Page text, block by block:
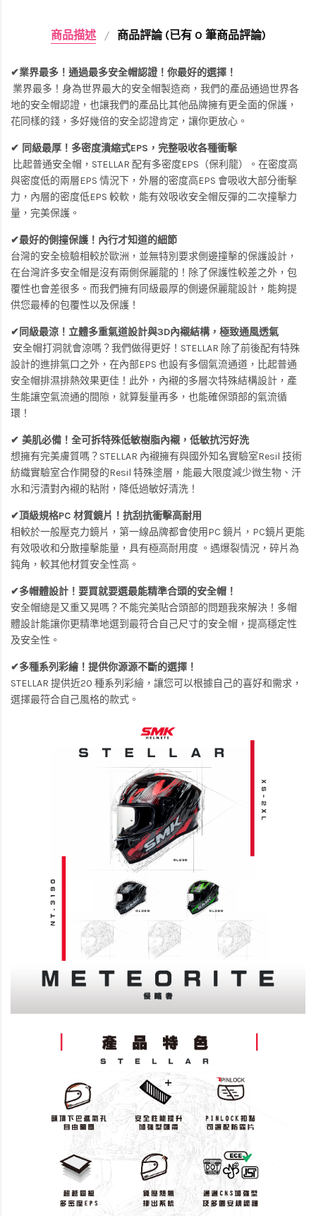
商品描述 商品評論 (已有 0 筆商品評論)
✔業界最多！通過最多安全帽認證！你最好的選擇！
業界最多！身為世界最大的安全帽製造商，我們的產品通過世界各
地的安全帽認證，也讓我們的產品比其他品牌擁有更全面的保護，
花同樣的錢，多好幾倍的安全認證肯定，讓你更放心。
✔ 同級最厚！多密度潰縮式EPS，完整吸收各種衝擊
比起普通安全帽，STELLAR 配有多密度EPS（保利龍）。在密度高
與密度低的兩層EPS 情況下，外層的密度高EPS 會吸收大部分衝擊
力，內層的密度低EPS 較軟，能有效吸收安全帽反彈的二次撞擊力
量，完美保護。
✔最好的側撞保護！內行才知道的細節
台灣的安全檢驗相較於歐洲，並無特別要求側邊撞擊的保護設計，
在台灣許多安全帽是沒有兩側保麗龍的！除了保護性較差之外，包
覆性也會差很多。而我們擁有同級最厚的側邊保麗龍設計，能夠提
供您最棒的包覆性以及保護！
✔同級最涼！立體多重氣道設計與3D內襯結構，極致通風透氣
安全帽打洞就會涼嗎？我們做得更好！STELLAR 除了前後配有特殊
設計的進排氣口之外，在內部EPS 也設有多個氣流通道，比起普通
安全帽排濕排熱效果更佳！此外，內襯的多層次特殊結構設計，產
生能讓空氣流通的間隙，就算髮量再多，也能確保頭部的氣流循
環！
✔ 美肌必備！全可拆特殊低敏樹脂內襯，低敏抗污好洗
想擁有完美膚質嗎？STELLAR 內襯擁有與國外知名實驗室Resil 技術
紡織實驗室合作開發的Resil 特殊塗層，能最大限度減少微生物、汗
水和污漬對內襯的粘附，降低過敏好清洗！
✔頂級規格PC 材質鏡片！抗刮抗衝擊高耐用
相較於一般壓克力鏡片，第一線品牌都會使用PC 鏡片，PC鏡片更能
有效吸收和分散撞擊能量，具有極高耐用度 。遇爆裂情況，碎片為
鈍角，較其他材質安全性高。
✔多帽體設計！要買就要選最能精準合頭的安全帽！
安全帽總是又重又晃嗎？不能完美貼合頭部的問題我來解決！多帽
體設計能讓你更精準地選到最符合自己尺寸的安全帽，提高穩定性
及安全性。
✔多種系列彩繪！提供你源源不斷的選擇！
STELLAR 提供近20 種系列彩繪，讓您可以根據自己的喜好和需求，
選擇最符合自己風格的款式。